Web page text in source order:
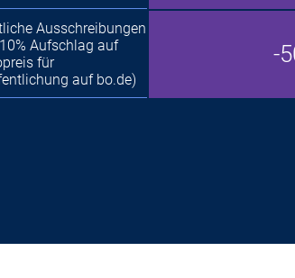
Ausschreibungen
Aufschlag auf
für
auf bo.de)
-